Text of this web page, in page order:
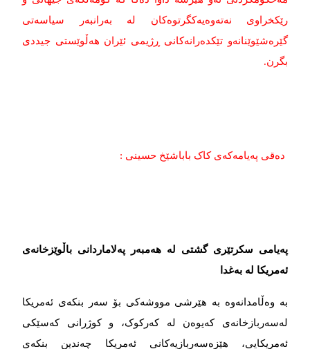
رێکخراوی نەتەوەیەکگرتوەکان لە بەرانبەر سیاسەتی
گێرەشێوێنانەو تێکدەرانەکانی ڕژیمی ئێران هەڵوێستی جیددی
بگرن.
ده‌‌‌قی په‌‌‌یامه‌‌‌که‌‌‌ی کاک باباشێخ حسینی :
په‌‌‌یامی سکرتێری گشتی له‌‌‌ هه‌‌‌مبه‌‌‌ر پەلاماردانی باڵوێزخانەی
ئەمریکا لە بەغدا
بە وەڵامدانەوە بە هێرشی مووشەکی بۆ سەر بنکەی ئەمریکا
لەسەربازخانەی کەیوەن لە کەرکوک، و کوژرانی کەسێکی
ئەمریکایی، هێزەسەربازیەکانی ئەمریکا چەندین بنکەی